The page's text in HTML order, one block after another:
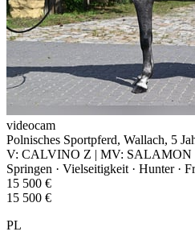
videocam
Polnisches Sportpferd, Wallach, 5
V: CALVINO Z | MV: SALAMON
Springen · Vielseitigkeit · Hunter ·
15 500 €
15 500 €
PL